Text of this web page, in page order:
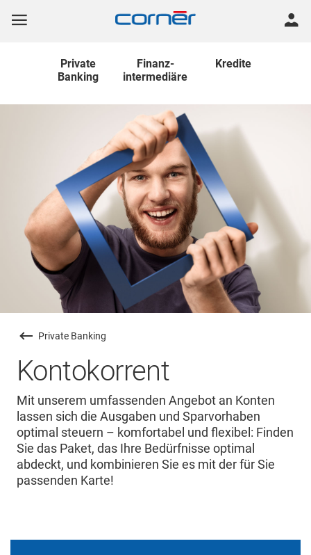
Private
Banking
Finanz-
intermediäre
Kredite
Private Banking
Kontokorrent
Mit unserem umfassenden Angebot an Konten
lassen sich die Ausgaben und Sparvorhaben
optimal steuern – komfortabel und flexibel: Finden
Sie das Paket, das Ihre Bedürfnisse optimal
abdeckt, und kombinieren Sie es mit der für Sie
passenden Karte!